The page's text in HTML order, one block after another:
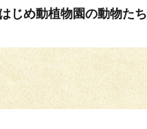
じめ動植物園の動物たち